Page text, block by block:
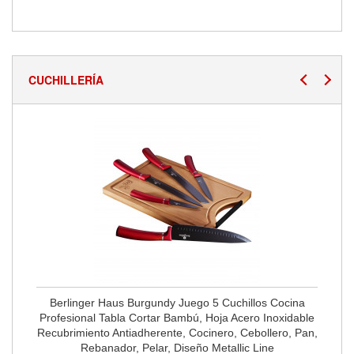
CUCHILLERÍA
Berlinger Haus Burgundy Juego 5 Cuchillos Cocina
Profesional Tabla Cortar Bambú, Hoja Acero Inoxidable
Recubrimiento Antiadherente, Cocinero, Cebollero, Pan,
Rebanador, Pelar, Diseño Metallic Line